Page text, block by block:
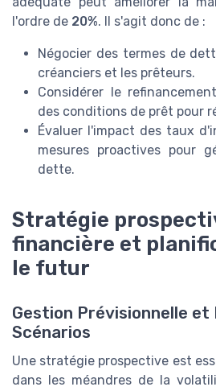
l'ordre de 20%. Il s'agit donc de :
Négocier des termes de
créanciers et les prêteurs.
Considérer le
des conditions de prêt pour
Évaluer l'impact des taux
mesures proactives pour
dette.
Stratégie
financière et
le futur
Gestion Prévisionnelle
Scénarios
Une stratégie prospective est
dans les méandres de la